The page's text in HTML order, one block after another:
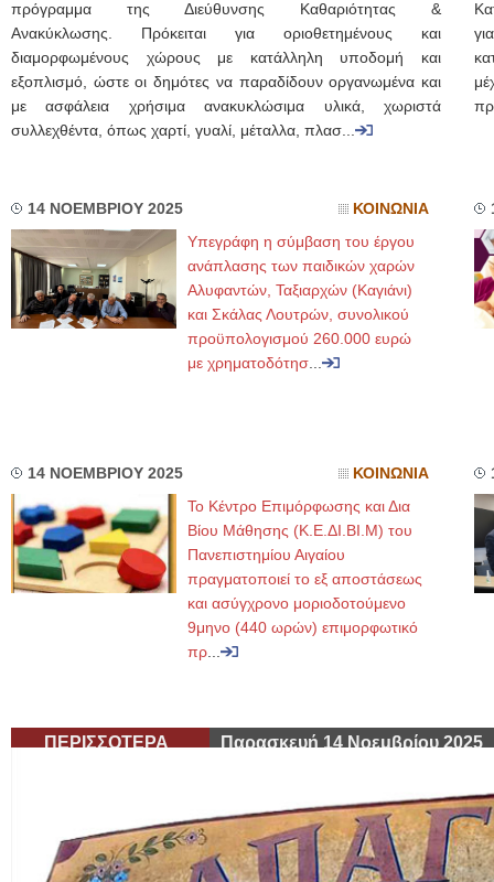
πρόγραμμα της Διεύθυνσης Καθαριότητας &
Ανακύκλωσης. Πρόκειται για οριοθετημένους και
διαμορφωμένους χώρους με κατάλληλη υποδομή και
εξοπλισμό, ώστε οι δημότες να παραδίδουν οργανωμένα και
με ασφάλεια χρήσιμα ανακυκλώσιμα υλικά, χωριστά
συλλεχθέντα, όπως χαρτί, γυαλί, μέταλλα, πλασ...
14 ΝΟΕΜΒΡΙΟΥ 2025 ΚΟΙΝΩΝΙΑ
Υπεγράφη η σύμβαση του έργου
ανάπλασης των παιδικών χαρών
Αλυφαντών, Ταξιαρχών (Καγιάνι)
και Σκάλας Λουτρών, συνολικού
προϋπολογισμού 260.000 ευρώ
με χρηματοδότησ
14 ΝΟΕΜΒΡΙΟΥ 2025 ΚΟΙΝΩΝΙΑ
Το Κέντρο Επιμόρφωσης και Δια
Βίου Μάθησης (Κ.Ε.ΔΙ.ΒΙ.Μ) του
Πανεπιστημίου Αιγαίου
πραγματοποιεί το εξ αποστάσεως
και ασύγχρονο μοριοδοτούμενο
9μηνο (440 ωρών) επιμορφωτικό
πρ
ΠΕΡΙΣΣΟΤΕΡΑ Παρασκευή 14 Νοεμβρίου 2025